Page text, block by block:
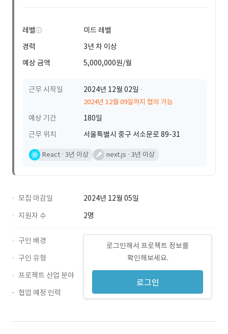
레벨
미드 레벨
경력
3년 차 이상
예상 금액
5,000,000원/월
근무 시작일 2024년 12월 02일
2024년 12월 09일까지 협의 가능
예상 기간
180일
근무 위치
서울특별시 중구 서소문로 89-31
React 3년 이상 next.js 3년 이상
모집 마감일
2024년 12월 05일
지원자 수
2명
로그인해서 프로젝트 정보를
확인해보세요.
로그인
구인 배경
구인 유형
프로젝트 산업 분야
협업 예정 인력